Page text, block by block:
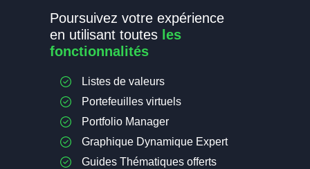
Poursuivez votre expérience
en utilisant toutes les
fonctionnalités
Listes de valeurs
Portefeuilles virtuels
Portfolio Manager
Graphique Dynamique Expert
Guides Thématiques offerts